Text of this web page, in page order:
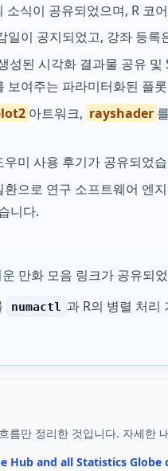
소식이 공유되었으며, R 코
일이 공지되었고, 강좌 등
성된 시각화 결과물 공유
보여주는 파라미터화된 플
아트워크, rayshader
미 사용 후기가 공유되었
으로 연구 소프트웨어 엔
니다.
만화 모음 링크가 공유되
numactl
과 R의 병렬 처
름만 정리한 것입니다. 자세한
Hub and all Statistics